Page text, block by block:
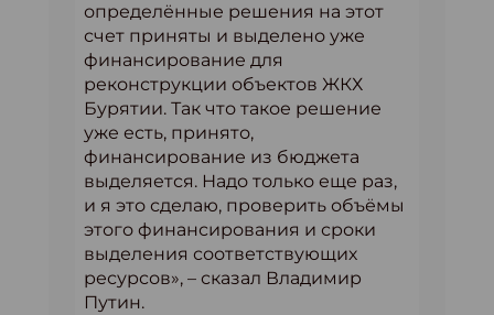
определённые решения на этот
счет приняты и выделено уже
финансирование для
реконструкции объектов ЖКХ
Бурятии. Так что такое решение
уже есть, принято,
финансирование из бюджета
выделяется. Надо только еще раз,
и я это сделаю, проверить объёмы
этого финансирования и сроки
выделения соответствующих
ресурсов», – сказал Владимир
Путин.